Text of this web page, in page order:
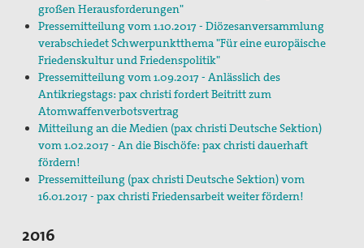
großen Herausforderungen"
Pressemitteilung vom 1.10.2017 - Diözesanversammlung
verabschiedet Schwerpunktthema "Für eine europäische
Friedenskultur und Friedenspolitik"
Pressemitteilung vom 1.09.2017 - Anlässlich des
Antikriegstags: pax christi fordert Beitritt zum
Atomwaffenverbotsvertrag
Mitteilung an die Medien (pax christi Deutsche Sektion)
vom 1.02.2017 - An die Bischöfe: pax christi dauerhaft
fördern!
Pressemitteilung (pax christi Deutsche Sektion) vom
16.01.2017 - pax christi Friedensarbeit weiter fördern!
2016